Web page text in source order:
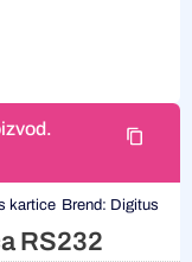
kartice Brend: Digitus
RS232